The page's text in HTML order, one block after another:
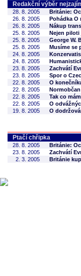
Redakční výběr
28. 8. 2005
Británie:
26. 8. 2005
Pohádka O
26. 8. 2005
Nákup
25. 8. 2005
Nejen piloti
25. 8. 2005
George W.
25. 8. 2005
Musíme se
24. 8. 2005
24. 8. 2005
23. 8. 2005
Zachvátí
23. 8. 2005
Spor o
22. 8. 2005
O
22. 8. 2005
22. 8. 2005
Tak co
22. 8. 2005
O
19. 8. 2005
O
Ptačí chřipka
28. 8. 2005
Británie:
23. 8. 2005
Zachvátí
2. 3. 2005
Británie